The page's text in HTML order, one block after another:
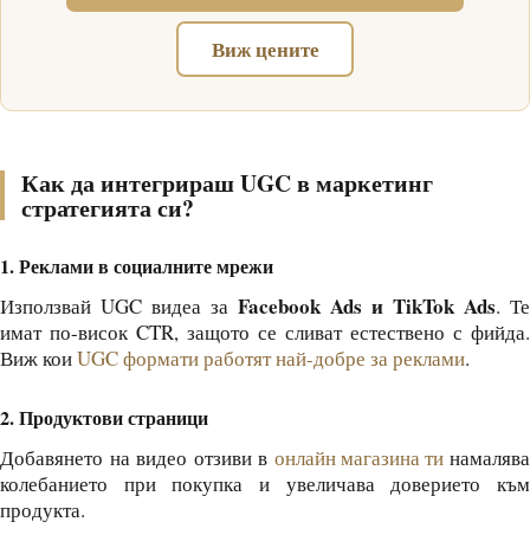
Виж цените
Как да интегрираш UGC в маркетинг
стратегията си?
1. Реклами в социалните мрежи
Използвай UGC видеа за Facebook Ads и TikTok Ads. Те
имат по-висок CTR, защото се сливат естествено с фийда.
Виж коиUGC формати работят най-добре за реклами.
2. Продуктови страници
Добавянето на видео отзиви в онлайн магазина тинамалява
колебанието при покупка и увеличава доверието към
продукта.